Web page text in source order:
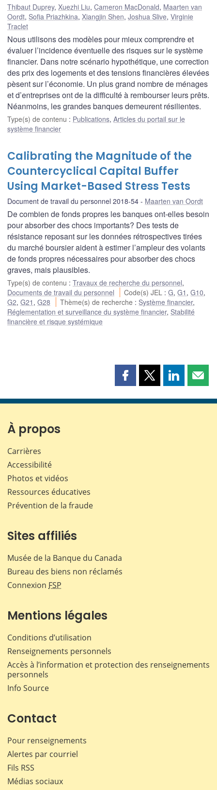
Thibaut Duprey, Xuezhi Liu, Cameron MacDonald, Maarten van
Oordt, Sofia Priazhkina, Xiangjin Shen, Joshua Slive, Virginie
Traclet
Nous utilisons des modèles pour mieux comprendre et
évaluer l’incidence éventuelle des risques sur le système
financier. Dans notre scénario hypothétique, une correction
des prix des logements et des tensions financières élevées
pèsent sur l’économie. Un plus grand nombre de ménages
et d’entreprises ont de la difficulté à rembourser leurs prêts.
Néanmoins, les grandes banques demeurent résilientes.
Type(s) de contenu : Publications, Articles du portail sur le
système financier
Calibrating the Magnitude of the
Countercyclical Capital Buffer
Using Market-Based Stress Tests
Document de travail du personnel 2018-54 Maarten van Oordt
De combien de fonds propres les banques ont-elles besoin
pour absorber des chocs importants? Des tests de
résistance reposant sur les données rétrospectives tirées
du marché boursier aident à estimer l’ampleur des volants
de fonds propres nécessaires pour absorber des chocs
graves, mais plausibles.
Type(s) de contenu : Travaux de recherche du personnel,
Documents de travail du personnel
Code(s) JEL :G,G1 ,G10,
G2, G21 , G28 Thème(s) de recherche : Système financier,
Réglementation et surveillance du système financier, Stabilité
financière et risque systémique
Partager
page
Partager
page
Partager
page page
À propos
Carrières
Accessibilité
Photos et vidéos
Ressources éducatives
Prévention de la fraude
Sites affiliés
Musée de la Banque du Canada
Bureau des biens non réclamés
Connexion FSP
Mentions légales
Conditions d’utilisation
Renseignements personnels
Accès à l’information et protection des renseignements
personnels
Info Source
Contact
Pour renseignements
Alertes par courriel
Fils RSS
Médias sociaux